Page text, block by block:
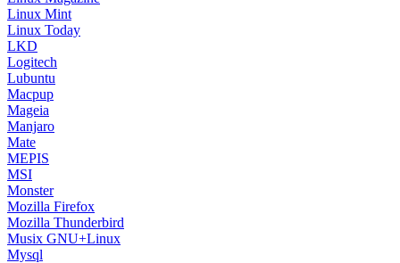
Linux Mint
Linux Today
LKD
Logitech
Lubuntu
Macpup
Mageia
Manjaro
Mate
MEPIS
MSI
Monster
Mozilla Firefox
Mozilla Thunderbird
Musix GNU+Linux
Mysql